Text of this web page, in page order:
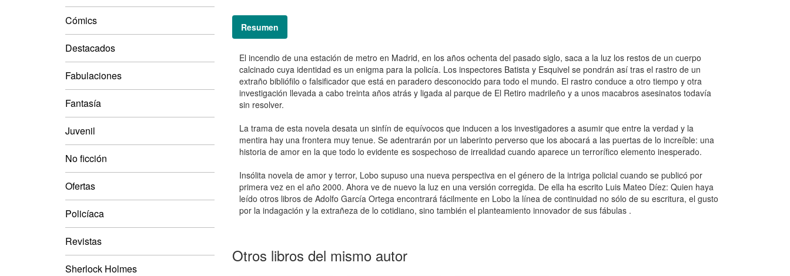
Cómics
Destacados
Fabulaciones
Fantasía
Juvenil
No ficción
Ofertas
Policíaca
Revistas
Sherlock Holmes
Resumen
El incendio de una estación de metro en Madrid, en los años ochenta del pasado siglo, saca a la luz los restos de un cuerpo
calcinado cuya identidad es un enigma para la policía. Los inspectores Batista y Esquivel se pondrán así tras el rastro de un
extraño bibliófilo o falsificador que está en paradero desconocido para todo el mundo. El rastro conduce a otro tiempo y otra
investigación llevada a cabo treinta años atrás y ligada al parque de El Retiro madrileño y a unos macabros asesinatos todavía
sin resolver.
La trama de esta novela desata un sinfín de equívocos que inducen a los investigadores a asumir que entre la verdad y la
mentira hay una frontera muy tenue. Se adentrarán por un laberinto perverso que los abocará a las puertas de lo increíble: una
historia de amor en la que todo lo evidente es sospechoso de irrealidad cuando aparece un terrorífico elemento inesperado.
Insólita novela de amor y terror, Lobo supuso una nueva perspectiva en el género de la intriga policial cuando se publicó por
primera vez en el año 2000. Ahora ve de nuevo la luz en una versión corregida. De ella ha escrito Luis Mateo Díez: Quien haya
leído otros libros de Adolfo García Ortega encontrará fácilmente en Lobo la línea de continuidad no sólo de su escritura, el gusto
por la indagación y la extrañeza de lo cotidiano, sino también el planteamiento innovador de sus fábulas .
Otros libros del mismo autor